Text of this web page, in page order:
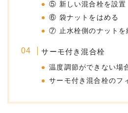
⑤ 新しい混合栓を設置
⑥ 袋ナットをはめる
⑦ 止水栓側のナットを
サーモ付き混合栓
温度調節ができない場
サーモ付き混合栓のフ